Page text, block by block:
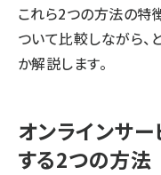
これら2つの方法の特
ついて比較しながら、
か解説します。
オンラインサ
する2つの方法